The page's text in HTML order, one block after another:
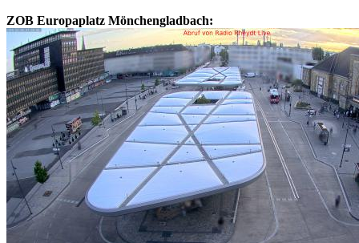
ZOB Europaplatz Mönchengladbach: